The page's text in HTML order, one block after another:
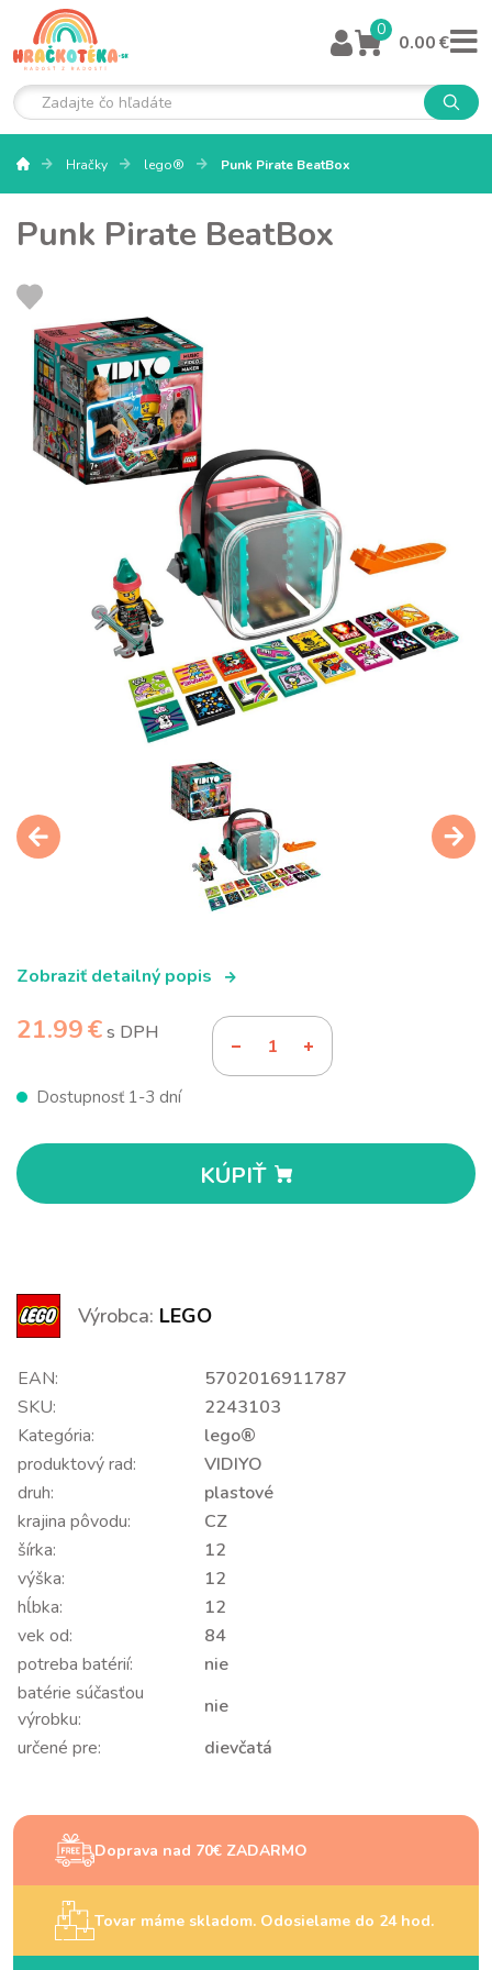
0
0.00 €
Hračky lego® Punk Pirate BeatBox
Punk Pirate BeatBox
Zobraziť detailný popis
21.99 €s DPH
Dostupnosť 1-3 dní
KÚPIŤ
Výrobca: LEGO
EAN:
5702016911787
SKU:
2243103
Kategória:
lego®
produktový rad:
VIDIYO
druh:
plastové
krajina pôvodu:
CZ
šírka:
12
výška:
12
hĺbka:
12
vek od:
84
potreba batérií:
nie
batérie súčasťou
výrobku:
nie
určené pre:
dievčatá
Doprava nad 70€ ZADARMO
Tovar máme skladom. Odosielame do 24 hod.